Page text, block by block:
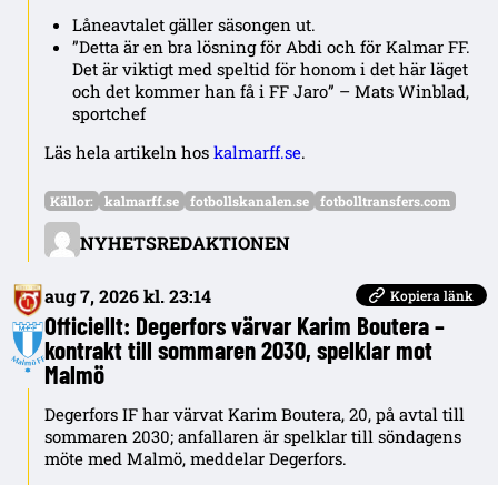
Låneavtalet gäller säsongen ut.
”Detta är en bra lösning för Abdi och för Kalmar FF.
Det är viktigt med speltid för honom i det här läget
och det kommer han få i FF Jaro” – Mats Winblad,
sportchef
Läs hela artikeln hos kalmarff.se.
NYHETSREDAKTIONEN
Källor: kalmarff.se fotbollskanalen.se fotbolltransfers.com
aug 7, 2026 kl. 23:14 Kopiera länk
Officiellt: Degerfors värvar Karim Boutera –
kontrakt till sommaren 2030, spelklar mot
Malmö
Degerfors IF har värvat Karim Boutera, 20, på avtal till
sommaren 2030; anfallaren är spelklar till söndagens
möte med Malmö, meddelar Degerfors.